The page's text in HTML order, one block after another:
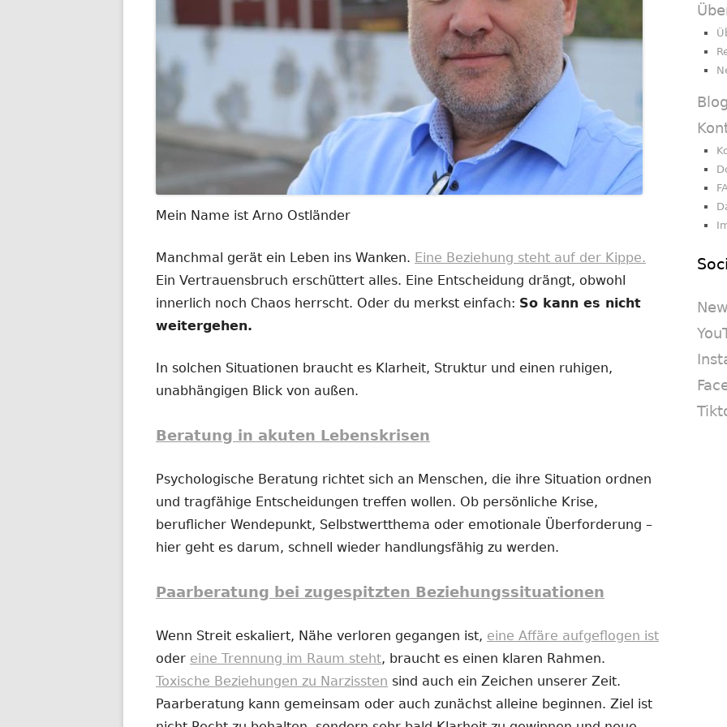
Mein Name ist Arno Ostländer
Manchmal gerät ein Leben ins Wanken. Eine Beziehung steht auf der Kippe.
Ein Vertrauensbruch erschüttert alles. Eine Entscheidung drängt, obwohl
innerlich noch Chaos herrscht. Oder du merkst einfach: So kann es nicht
weitergehen.
In solchen Situationen braucht es Klarheit, Struktur und einen ruhigen,
unabhängigen Blick von außen.
Beratung in akuten Lebenskrisen
Psychologische Beratung richtet sich an Menschen, die ihre Situation ordnen
und tragfähige Entscheidungen treffen wollen. Ob persönliche Krise,
beruflicher Wendepunkt, Selbstwertthema oder emotionale Überforderung –
hier geht es darum, schnell wieder handlungsfähig zu werden.
Paarberatung bei zugespitzten Beziehungssituationen
Wenn Streit eskaliert, Nähe verloren gegangen ist, eine Affäre aufgeflogen ist
oder eine Trennung im Raum steht, braucht es einen klaren Rahmen.
Toxische Beziehungen zu Narzissten sind auch ein Zeichen unserer Zeit.
Paarberatung kann gemeinsam oder auch zunächst alleine beginnen. Ziel ist
Blog